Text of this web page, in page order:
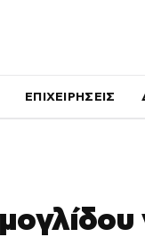
ΕΠΙΧΕΙΡΗΣΕΙΣ